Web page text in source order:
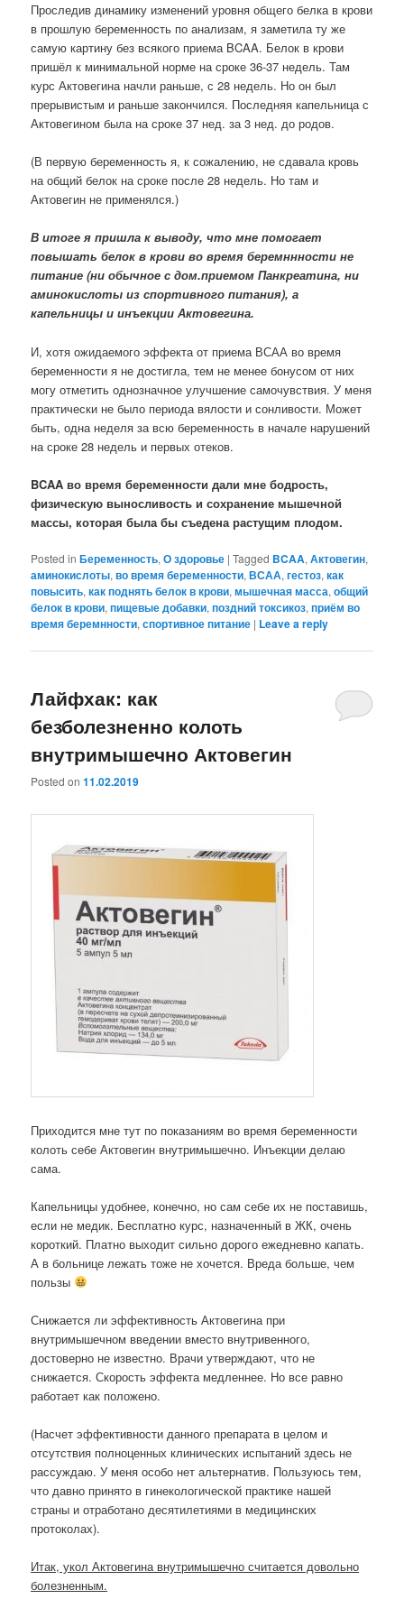
Проследив динамику изменений уровня общего белка в крови
в прошлую беременность по анализам, я заметила ту же
самую картину без всякого приема BCAA. Белок в крови
пришёл к минимальной норме на сроке 36-37 недель. Там
курс Актовегина начли раньше, с 28 недель. Но он был
прерывистым и раньше закончился. Последняя капельница с
Актовегином была на сроке 37 нед. за 3 нед. до родов.
(В первую беременность я, к сожалению, не сдавала кровь
на общий белок на сроке после 28 недель. Но там и
Актовегин не применялся.)
В итоге я пришла к выводу, что мне помогает
повышать белок в крови во время беремннности не
питание (ни обычное с дом.приемом Панкреатина, ни
аминокислоты из спортивного питания), а
капельницы и инъекции Актовегина.
И, хотя ожидаемого эффекта от приема ВСАА во время
беременности я не достигла, тем не менее бонусом от них
могу отметить однозначное улучшение самочувствия. У меня
практически не было периода вялости и сонливости. Может
быть, одна неделя за всю беременность в начале нарушений
на сроке 28 недель и первых отеков.
BCAA во время беременности дали мне бодрость,
физическую выносливость и сохранение мышечной
массы, которая была бы съедена растущим плодом.
Posted in Беременность,О здоровье |Tagged BCAA,Актовегин,
аминокислоты,во время беременности,ВСАА,гестоз,как
повысить,как поднять белок в крови,мышечная масса,общий
белок в крови,пищевые добавки,поздний токсикоз,приём во
время беремнности,спортивное питание | Leave a reply
Лайфхак: как
безболезненно колоть
внутримышечно Актовегин
Posted on11.02.2019
Приходится мне тут по показаниям во время беременности
колоть себе Актовегин внутримышечно. Инъекции делаю
сама.
Капельницы удобнее, конечно, но сам себе их не поставишь,
если не медик. Бесплатно курс, назначенный в ЖК, очень
короткий. Платно выходит сильно дорого ежедневно капать.
А в больнице лежать тоже не хочется. Вреда больше, чем
пользы
Снижается ли эффективность Актовегина при
внутримышечном введении вместо внутривенного,
достоверно не известно. Врачи утверждают, что не
снижается. Скорость эффекта медленнее. Но все равно
работает как положено.
(Насчет эффективности данного препарата в целом и
отсутствия полноценных клинических испытаний здесь не
рассуждаю. У меня особо нет альтернатив. Пользуюсь тем,
что давно принято в гинекологической практике нашей
страны и отработано десятилетиями в медицинских
протоколах).
Итак, укол Актовегина внутримышечно считается довольно
болезненным.